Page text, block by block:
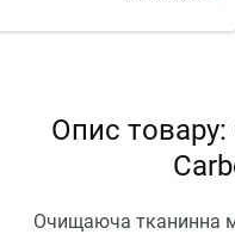
Опис
Очищаюча тканинна